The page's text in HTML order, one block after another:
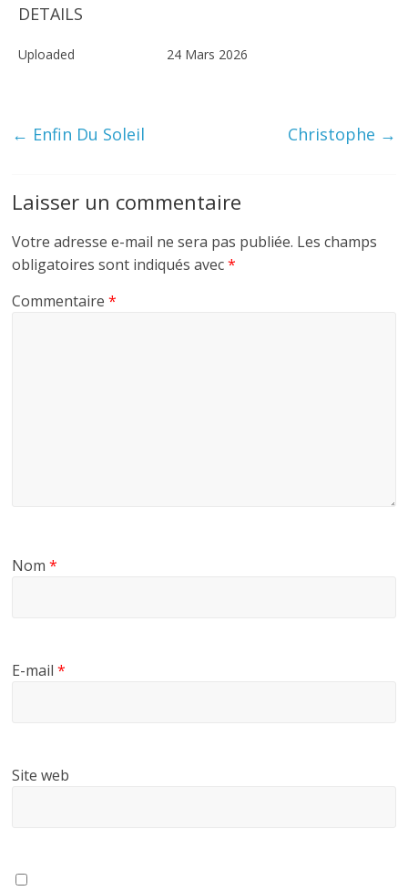
DETAILS
Uploaded 24 Mars 2026
← Enfin Du Soleil Christophe →
Laisser un commentaire
Votre adresse e-mail ne sera pas publiée. Les champs
obligatoires sont indiqués avec*
Commentaire*
Nom*
E-mail*
Site web